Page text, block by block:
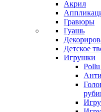
Акрил
Гравюры
Гуашь
Детское
Игрушки